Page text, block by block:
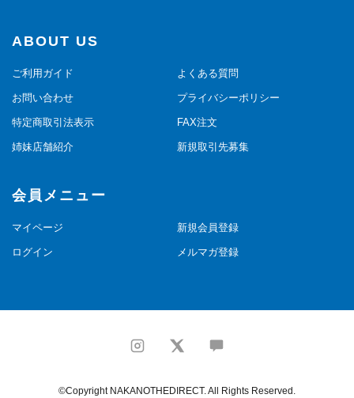
ABOUT US
ご利用ガイド よくある質問
お問い合わせ プライバシーポリシー
特定商取引法表示 FAX注文
姉妹店舗紹介 新規取引先募集
会員メニュー
マイページ 新規会員登録
ログイン メルマガ登録
©Copyright NAKANOTHEDIRECT. All Rights Reserved.